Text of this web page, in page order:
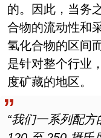
的。因此，当务
合物的流动性和
氢化合物的区间
是针对整个行业
度矿藏的地区。
“我们一系列配